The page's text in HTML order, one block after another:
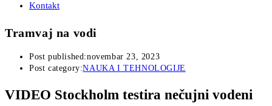
Kontakt
Tramvaj na vodi
Post published:novembar 23, 2023
Post category:NAUKA I TEHNOLOGIJE
VIDEO Stockholm testira nečujni vodeni